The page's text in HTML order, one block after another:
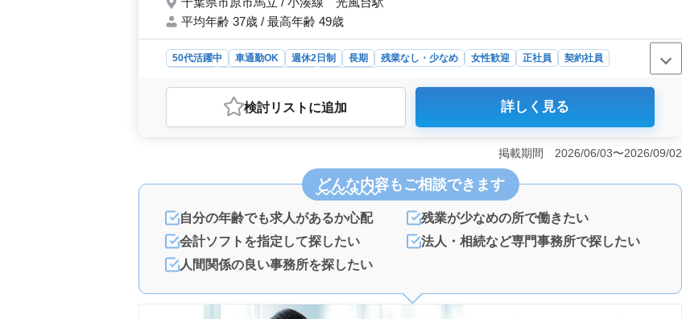
平均年齢 37歳 / 最高年齢 49歳
50代活躍中 車通勤OK 週休2日制 長期 残業なし・少なめ 女性歓迎 正社員
契約社員
おすすめポイント
＜キャリアチャンスと安定性＞ 中高年の方にとっても、この求人は大きなキャリアチャンスを
築くことができます。 ＜働きやすさと福利厚生＞ 残業が少なく、週休2日制の働きやすい
環境が整っています。さらに、車通勤が可能で駐車場も完備されており、通勤のストレスを軽減
します。福利厚生も充実しており、雇用・労災・健康・厚生など、社員の健康と安全をサポート
しています。 ＜業務内容と求める人材＞ 税理士補助業務全般を担当し、試算表や元帳の作
成、会計ソフトへの入力業務、お客様への訪問業務など、幅広い業務に携わります。50代・60代
の経験豊富な方々の知識と経験が求められており、実務経験のある方やベテラン経験者は特に優
遇されます。
検討リスト に追加 詳しく見る
掲載期間 2026/06/03〜2026/09/02
どんな内容もご相談できます
自分の年齢でも求人があるか心配
残業が少なめの所で働きたい
会計ソフトを指定して探したい
法人・相続など専門事務所で探したい
人間関係の良い事務所を探したい